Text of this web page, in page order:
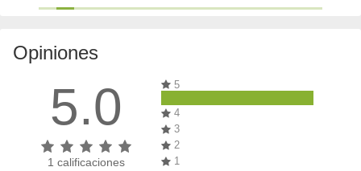
Opiniones
5.0
1 calificaciones
5
4
3
2
1